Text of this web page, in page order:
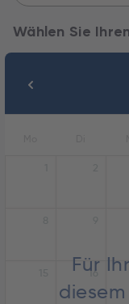
Wählen Sie
Für
16